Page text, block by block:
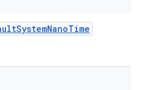
SystemNanoTime